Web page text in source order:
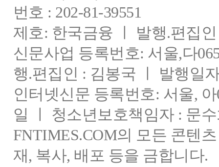
번호 : 202-81-39551
제호: 한국금융 ㅣ 발행.편집
신문사업 등록번호: 서울,다
행.편집인 : 김봉국 ㅣ 발행일
인터넷신문 등록번호: 서울,
일 ㅣ 청소년보호책임자 : 문
FNTIMES.COM의 모든 콘텐
재, 복사, 배포 등을 금합니다.